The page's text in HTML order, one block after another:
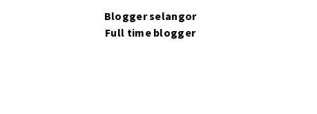
Blogger selangor
Full time blogger